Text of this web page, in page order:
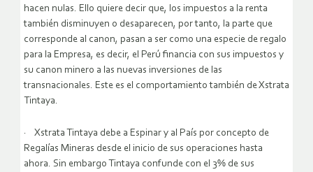
hacen nulas. Ello quiere decir que, los impuestos a la renta
también disminuyen o desaparecen, por tanto, la parte que
corresponde al canon, pasan a ser como una especie de regalo
para la Empresa, es decir, el Perú financia con sus impuestos y
su canon minero a las nuevas inversiones de las
transnacionales. Este es el comportamiento también de Xstrata
Tintaya.
· Xstrata Tintaya debe a Espinar y al País por concepto de
Regalías Mineras desde el inicio de sus operaciones hasta
ahora. Sin embargo Tintaya confunde con el 3% de sus